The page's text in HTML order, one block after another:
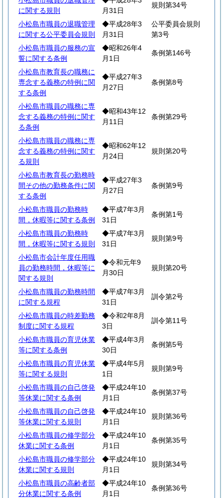
に関する規則
月31日
規則第34号
小松島市職員の退職管理
に関する公平委員会規則
◆平成28年3
月31日
公平委員会規則
第3号
小松島市職員の服務の宣
誓に関する条例
◆昭和26年4
月1日
条例第146号
小松島市教育長の職務に
専念する義務の特例に関
する条例
◆平成27年3
月27日
条例第8号
小松島市職員の職務に専
念する義務の特例に関す
る条例
◆昭和43年12
月11日
条例第29号
小松島市職員の職務に専
念する義務の特例に関す
る規則
◆昭和62年12
月24日
規則第20号
小松島市教育長の勤務時
間その他の勤務条件に関
する条例
◆平成27年3
月27日
条例第9号
小松島市職員の勤務時
間，休暇等に関する条例
◆平成7年3月
31日
条例第1号
小松島市職員の勤務時
間，休暇等に関する規則
◆平成7年3月
31日
規則第9号
小松島市会計年度任用職
員の勤務時間，休暇等に
関する規則
◆令和元年9
月30日
規則第20号
小松島市職員の勤務時間
に関する規程
◆平成7年3月
31日
訓令第2号
小松島市職員の時差勤務
制度に関する規程
◆令和2年8月
3日
訓令第11号
小松島市職員の育児休業
等に関する条例
◆平成4年3月
30日
条例第5号
小松島市職員の育児休業
等に関する規則
◆平成4年5月
1日
規則第9号
小松島市職員の自己啓発
等休業に関する条例
◆平成24年10
月1日
条例第37号
小松島市職員の自己啓発
等休業に関する規則
◆平成24年10
月1日
規則第36号
小松島市職員の修学部分
休業に関する条例
◆平成24年10
月1日
条例第35号
小松島市職員の修学部分
休業に関する規則
◆平成24年10
月1日
規則第34号
小松島市職員の高齢者部
分休業に関する条例
◆平成24年10
月1日
条例第36号